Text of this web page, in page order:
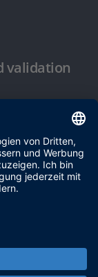
validation